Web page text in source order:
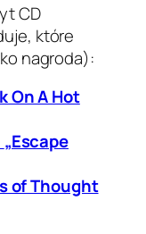
CD
które
nagroda):
On A Hot
„Escape
of Thought